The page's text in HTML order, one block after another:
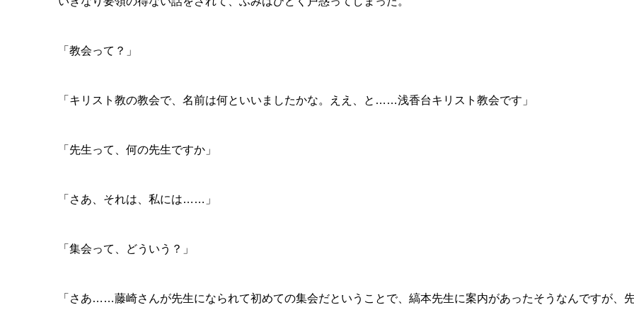
「教会って？」
「キリスト教の教会で、名前は何といいましたかな。ええ、と ……浅香台キリスト教会です」
「先生って、何の先生ですか」
「さあ、それは、私には…… 」
「集会って、どういう？」
「さあ……藤崎さんが先生になられて初めての集会だということで、縞本先生に案内があったそうなんですが、